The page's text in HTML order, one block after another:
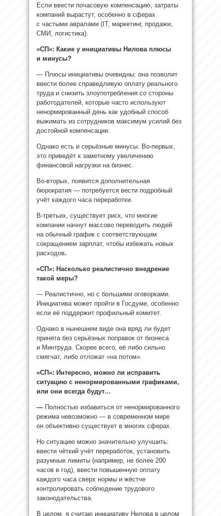
Если ввести почасовую компенсацию, затраты
компаний вырастут, особенно в сферах
с частыми авралами (IT, маркетинг, продажи,
СМИ, логистика).
«СП»: Какие у инициативы Нилова плюсы
и минусы?
— Плюсы инициативы очевидны: она позволит
ввести более справедливую оплату реального
труда и снизить злоупотребления со стороны
работодателей, которые часто используют
ненормированный день как удобный способ
выжимать из сотрудников максимум усилий без
достойной компенсации.
Однако есть и серьёзные минусы. Во-первых,
это приведёт к заметному увеличению
финансовой нагрузки на бизнес.
Во-вторых, появится дополнительная
бюрократия — потребуется вести подробный
учёт каждого часа переработки.
В-третьих, существует риск, что многие
компании начнут массово переводить людей
на обычный график с соответствующим
сокращением зарплат, чтобы избежать новых
расходов.
«СП»: Насколько реалистично внедрение
такой меры?
— Реалистично, но с большими оговорками.
Инициатива может пройти в Госдуме, особенно
если её поддержит профильный комитет.
Однако в нынешнем виде она вряд ли будет
принята без серьёзных поправок от бизнеса
и Минтруда. Скорее всего, её либо сильно
смягчат, либо отложат «на потом».
«СП»: Интересно, можно ли исправить
ситуацию с ненормированными графиками,
или они всегда будут…
— Полностью избавиться от ненормированного
режима невозможно — в современном мире
он объективно существует в многих сферах.
Но ситуацию можно значительно улучшить:
ввести чёткий учёт переработок, установить
разумные лимиты (например, не более 200
часов в год), ввести повышенную оплату
каждого часа сверх нормы и жёстче
контролировать соблюдение трудового
законодательства.
В целом, я считаю инициативу Нилова в целом